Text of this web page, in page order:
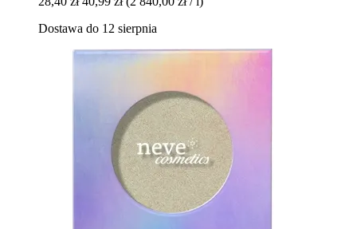
Dostawa do 12 sierpnia